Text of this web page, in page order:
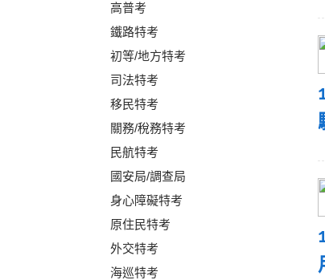
高普考
鐵路特考
初等/地方特考
司法特考
移民特考
關務/稅務特考
民航特考
國安局/調查局
身心障礙特考
原住民特考
外交特考
海巡特考